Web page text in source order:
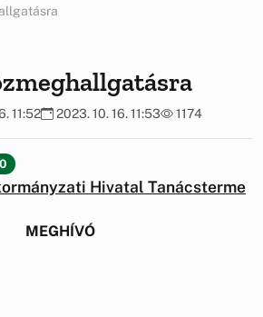
11:52 2023. 10. 16. 11:53 1174
Hivatal Tanácsterme
MEGHÍVÓ